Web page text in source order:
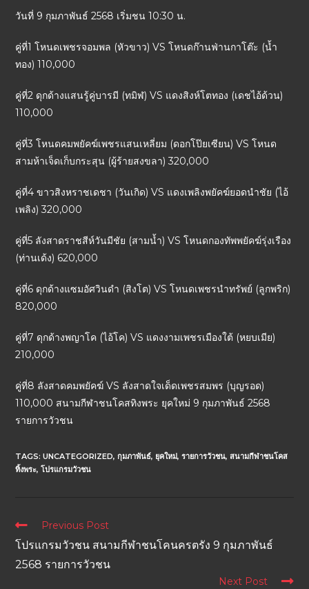
วันที่ 9 กุมภาพันธ์ 2568 เริ่มชน 10:30 น.
คู่ที่1 โหนดเพชรจอมพล (หัวขาว) VS โหนดก๊านฟ่านกาโต๊ะ (น้ำ
ทอง) 110,000
คู่ที่2 ดุกด้างแสนรู้คู่บารมี (ทมิฬ) VS แดงสิงห์โตทอง (เดชไอ้ด้วน)
110,000
คู่ที่3 โหนดคมพยัคฆ์เพชรแสนเหลี่ยม (ดอกโป๊ยเซียน) VS โหนด
สามห้าเจ็ดเก็บกระสุน (ผู้ร้ายสงขลา) 320,000
คู่ที่4 ขาวสิงหราชเดชา (วันเกิด) VS แดงเพลิงพยัคฆ์ยอดนำชัย (ไอ้
เพลิง) 320,000
คู่ที่5 ลังสาดราชสีห์วันมีชัย (สามน้ำ) VS โหนดกองทัพพยัคฆ์รุ่งเรือง
(ท่านเด้ง) 620,000
คู่ที่6 ดุกด้างแซมอัศวินดำ (สิงโต) VS โหนดเพชรนำทรัพย์ (ลูกพริก)
820,000
คู่ที่7 ดุกด้างพญาโค (ไอ้โค) VS แดงงามเพชรเมืองใต้ (หยบเมีย)
210,000
คู่ที่8 ลังสาดคมพยัคฆ์ VS ลังสาดใจเด็ดเพชรสมพร (บุญรอด)
110,000 สนามกีฬาชนโคสทิงพระ ยุคใหม่ 9 กุมภาพันธ์ 2568
รายการวัวชน
TAGS:UNCATEGORIZED, กุมภาพันธ์, ยุคใหม่, รายการวัวชน, สนามกีฬาชนโคส
ทิ้งพระ, โปรแกรมวัวชน
Previous Post
โปรแกรมวัวชน สนามกีฬาชนโคนครตรัง 9 กุมภาพันธ์
2568 รายการวัวชน
Next Post